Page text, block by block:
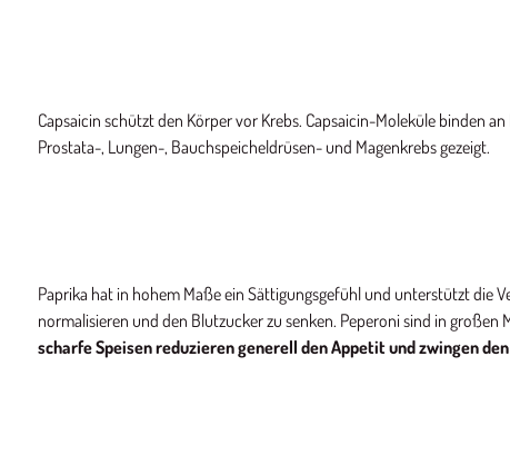
Capsaicin schützt den Körper vor Krebs. Capsaicin-Moleküle binden an
Prostata-, Lungen-, Bauchspeicheldrüsen- und Magenkrebs gezeigt.
Paprika hat in hohem Maße ein Sättigungsgefühl und unterstützt die
normalisieren und den Blutzucker zu senken. Peperoni sind in
scharfe Speisen reduzieren generell den Appetit und zwingen